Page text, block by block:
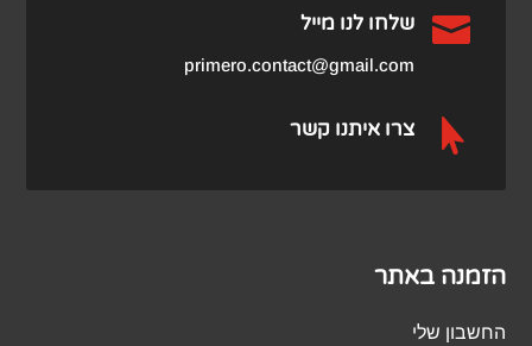
 שלחו לנו מייל
primero.contact@gmail.com
 צרו איתנו קשר
הזמנה באתר
החשבון שלי